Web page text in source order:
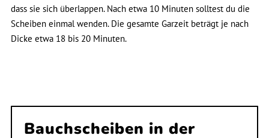
dass sie sich überlappen. Nach etwa 10 Minuten solltest du die
Scheiben einmal wenden. Die gesamte Garzeit beträgt je nach
Dicke etwa 18 bis 20 Minuten.
Bauchscheiben in der